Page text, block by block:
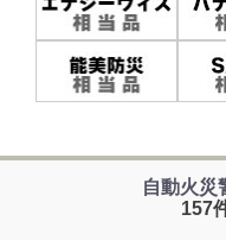
自動火災
157